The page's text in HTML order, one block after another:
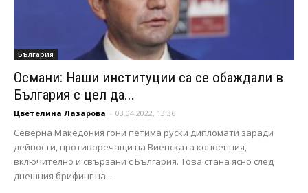
България
Османи: Наши институции са се обаждали в
България с цел да...
Цветелина Лазарова - 03.04.2022, 13:36
Северна Македония гони петима руски дипломати заради
дейности, противоречащи на Виенската конвенция,
включително и свързани с България. Това стана ясно след
днешния брифинг на...